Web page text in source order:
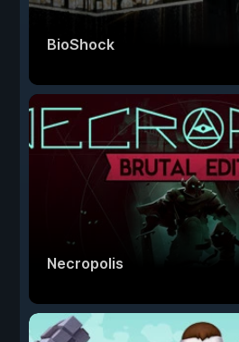
BioShock
Necropolis